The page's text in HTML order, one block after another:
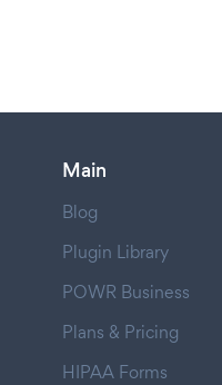
Main
Blog
Plugin Library
POWR Business
Plans & Pricing
HIPAA Forms